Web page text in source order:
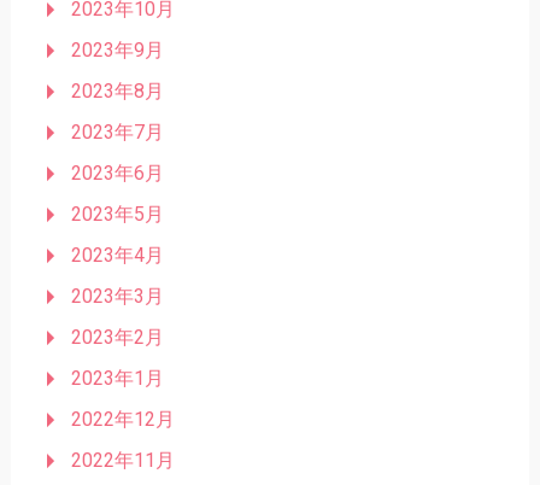
2023年10月
2023年9月
2023年8月
2023年7月
2023年6月
2023年5月
2023年4月
2023年3月
2023年2月
2023年1月
2022年12月
2022年11月